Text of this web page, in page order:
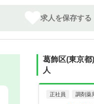
求人を保存する
葛飾区(東京
人
正社員 調剤薬